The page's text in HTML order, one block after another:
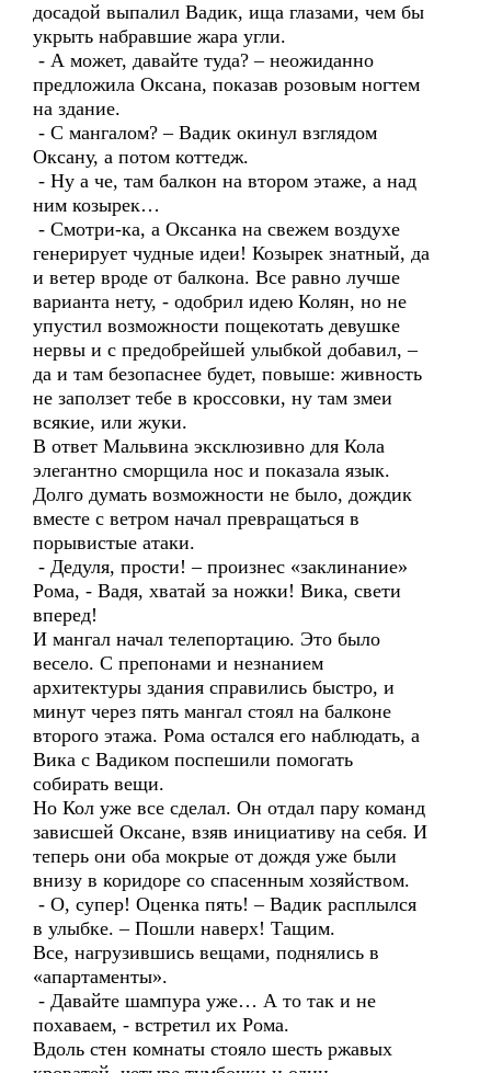
досадой выпалил Вадик, ища глазами, чем бы
укрыть набравшие жара угли.
- А может, давайте туда? – неожиданно
предложила Оксана, показав розовым ногтем
на здание.
- С мангалом? – Вадик окинул взглядом
Оксану, а потом коттедж.
- Ну а че, там балкон на втором этаже, а над
ним козырек…
- Смотри-ка, а Оксанка на свежем воздухе
генерирует чудные идеи! Козырек знатный, да
и ветер вроде от балкона. Все равно лучше
варианта нету, - одобрил идею Колян, но не
упустил возможности пощекотать девушке
нервы и с предобрейшей улыбкой добавил, –
да и там безопаснее будет, повыше: живность
не заползет тебе в кроссовки, ну там змеи
всякие, или жуки.
В ответ Мальвина эксклюзивно для Кола
элегантно сморщила нос и показала язык.
Долго думать возможности не было, дождик
вместе с ветром начал превращаться в
порывистые атаки.
- Дедуля, прости! – произнес «заклинание»
Рома, - Вадя, хватай за ножки! Вика, свети
вперед!
И мангал начал телепортацию. Это было
весело. С препонами и незнанием
архитектуры здания справились быстро, и
минут через пять мангал стоял на балконе
второго этажа. Рома остался его наблюдать, а
Вика с Вадиком поспешили помогать
собирать вещи.
Но Кол уже все сделал. Он отдал пару команд
зависшей Оксане, взяв инициативу на себя. И
теперь они оба мокрые от дождя уже были
внизу в коридоре со спасенным хозяйством.
- О, супер! Оценка пять! – Вадик расплылся
в улыбке. – Пошли наверх! Тащим.
Все, нагрузившись вещами, поднялись в
«апартаменты».
- Давайте шампура уже… А то так и не
похаваем, - встретил их Рома.
Вдоль стен комнаты стояло шесть ржавых